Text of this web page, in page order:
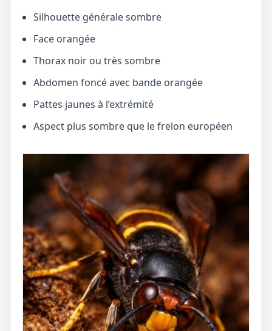
Silhouette générale sombre
Face orangée
Thorax noir ou très sombre
Abdomen foncé avec bande orangée
Pattes jaunes à l’extrémité
Aspect plus sombre que le frelon européen